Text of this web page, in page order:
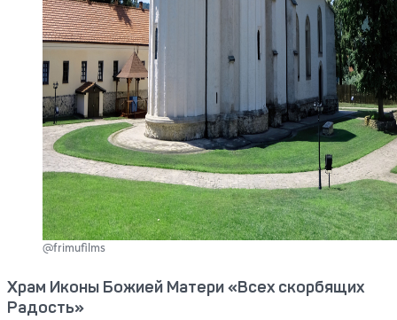
@frimufilms
Храм Иконы Божией Матери «Всех скорбящих
Радость»